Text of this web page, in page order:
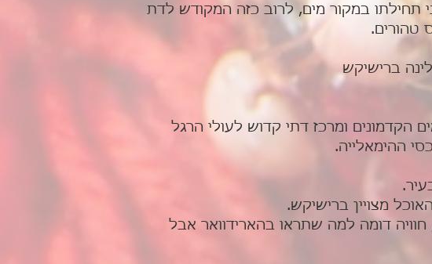
במקור מים, לרוב כזה המקודש לדת
טהורים.
ברישיקש
הקדמונים ומרכז דתי קדוש לעולי הרגל
ההימאלייה.
חוויה דומה למה שתראו בהארידוואר אבל